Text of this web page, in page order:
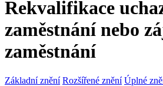
Rekvalifikace
zaměstnání nebo
zaměstnání
Základní znění Rozšířené znění Úplné